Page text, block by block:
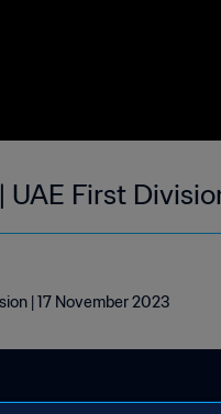
UAE First
| 17 November 2023